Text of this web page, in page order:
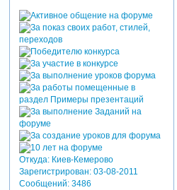
Откуда:Киев-Кемерово
Зарегистрирован: 03-08-2011
Сообщений:3486